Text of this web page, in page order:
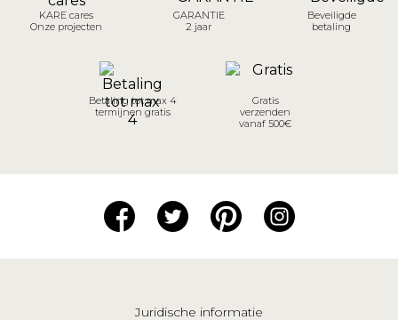
KARE cares
Onze projecten
GARANTIE
2 jaar
Beveiligde
betaling
Betaling tot max 4
termijnen gratis
Gratis
verzenden
vanaf 500€
Juridische informatie